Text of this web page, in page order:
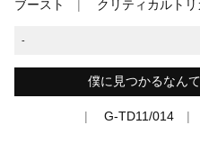
ブースト
クリティカルト
-
僕に見つかるなん
G-TD11/014